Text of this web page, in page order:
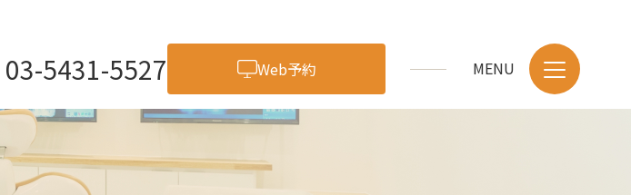
03-5431-5527 Web予約
当院が選ばれる理由